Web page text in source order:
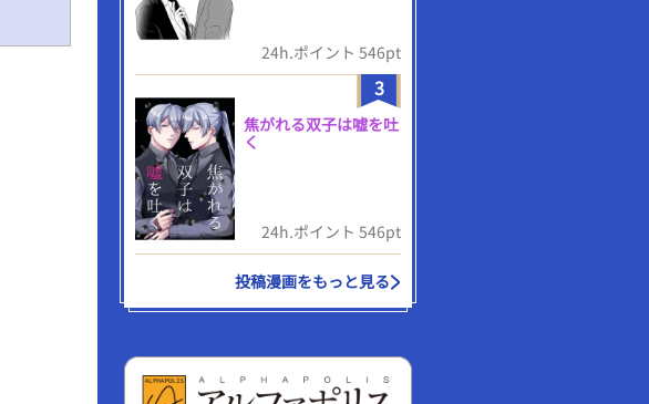
24h.ポイント 546pt
3
焦がれる双子は嘘を吐
く
24h.ポイント 546pt
投稿漫画をもっと見る